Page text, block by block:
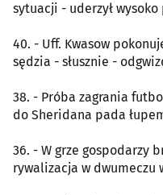
sytuacji - uderzył
40. - Uff. Kwasow
sędzia - słusznie -
38. - Próba zagrania
do Sheridana pada
36. - W grze gospodarzy
rywalizacja w dwumeczu